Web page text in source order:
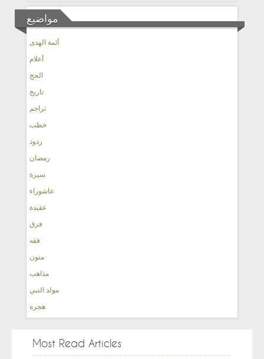
مواضيع
أئمة الهدى
أعلام
الحج
تاريخ
تراجم
خطب
ردود
رمضان
سيرة
عاشوراء
عقيدة
فرق
فقه
متون
مذاهب
مولد النبي
هجره
Most Read Articles